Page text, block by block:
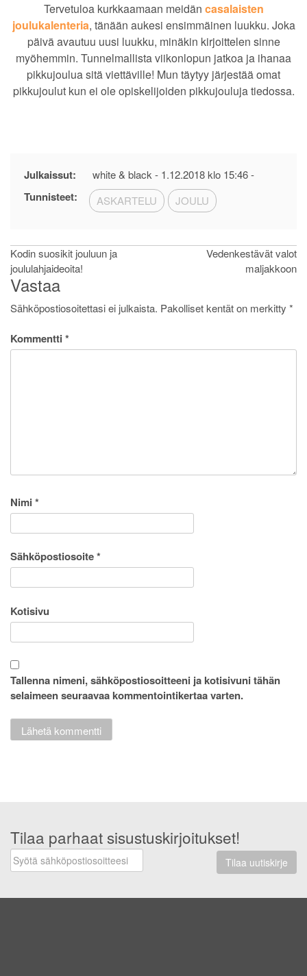
Tervetuloa kurkkaamaan meidän casalaisten
joulukalenteria, tänään aukesi ensimmäinen luukku. Joka
päivä avautuu uusi luukku, minäkin kirjoittelen sinne
myöhemmin. Tunnelmallista viikonlopun jatkoa ja ihanaa
pikkujoulua sitä viettäville! Mun täytyy järjestää omat
pikkujoulut kun ei ole opiskelijoiden pikkujouluja tiedossa.
Julkaissut: white & black - 1.12.2018 klo 15:46-
Tunnisteet: ASKARTELU JOULU
Artikkelien
selaus
Kodin suosikit jouluun ja
joululahjaideoita!
Vedenkestävät valot
maljakkoon
Vastaa
Sähköpostiosoitettasi ei julkaista. Pakolliset kentät on merkitty *
Kommentti *
Nimi *
Sähköpostiosoite*
Kotisivu
Tallenna nimeni, sähköpostiosoitteeni ja kotisivuni tähän
selaimeen seuraavaa kommentointikertaa varten.
Tilaa parhaat sisustuskirjoitukset!
Tilaa uutiskirje